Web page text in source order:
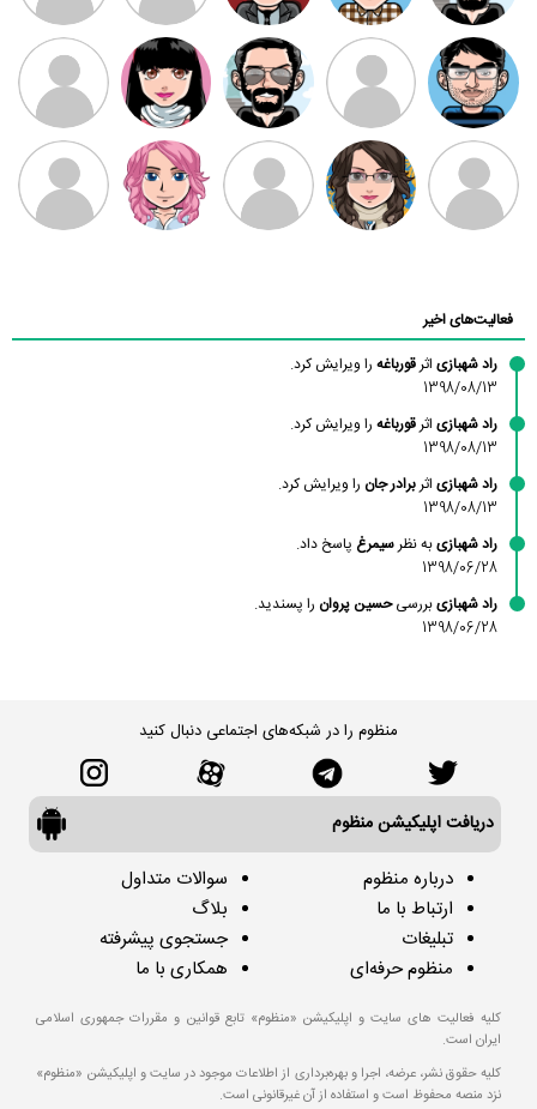
مهدی فرهمند مهدی سلطانی داود رضیی
طرفدار میلی
بابی براون
کیوان کیانی
سامان راحمی امیردلتا امیروو ملیکا منتظری عارفه داستانپور
فعالیت‌های اخیر
راد شهبازی اثرقورباغه را ویرایش کرد.
1398/08/13
راد شهبازی اثرقورباغه را ویرایش کرد.
1398/08/13
راد شهبازی اثربرادر جان را ویرایش کرد.
1398/08/13
راد شهبازیبه نظرسیمرغ پاسخ داد.
1398/06/28
راد شهبازیبررسیحسین پروان را پسندید.
1398/06/28
منظوم را در شبکه‌های اجتماعی دنبال کنید
دریافت اپلیکیشن منظوم
درباره منظوم
ارتباط با ما
تبلیغات
منظوم حرفه‌ای
سوالات متداول
بلاگ
جستجوی پیشرفته
همکاری با ما
کلیه فعالیت های سایت و اپلیکیشن «منظوم» تابع قوانین و مقررات جمهوری اسلامی
ایران است.
کلیه حقوق نشر، عرضه، اجرا و بهره‌برداری از اطلاعات موجود در سایت و اپلیکیشن «منظوم»
نزد منصه محفوظ است و استفاده از آن غیرقانونی است.